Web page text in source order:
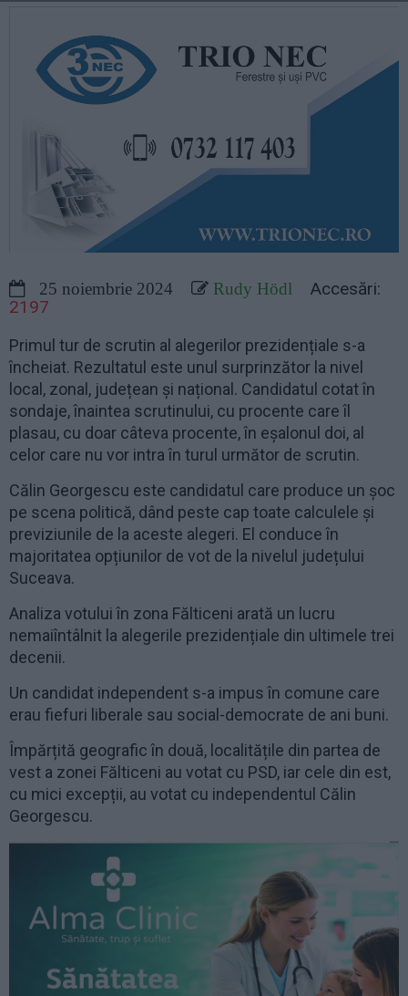
25 noiembrie 2024 Rudy Hödl
Accesări:
2197
Primul tur de scrutin al alegerilor prezidențiale s-a
încheiat. Rezultatul este unul surprinzător la nivel
local, zonal, județean și național. Candidatul cotat în
sondaje, înaintea scrutinului, cu procente care îl
plasau, cu doar câteva procente, în eșalonul doi, al
celor care nu vor intra în turul următor de scrutin.
Călin Georgescu este candidatul care produce un șoc
pe scena politică, dând peste cap toate calculele și
previziunile de la aceste alegeri. El conduce în
majoritatea opțiunilor de vot de la nivelul județului
Suceava.
Analiza votului în zona Fălticeni arată un lucru
nemaiîntâlnit la alegerile prezidențiale din ultimele trei
decenii.
Un candidat independent s-a impus în comune care
erau fiefuri liberale sau social-democrate de ani buni.
Împărțită geografic în două, localitățile din partea de
vest a zonei Fălticeni au votat cu PSD, iar cele din est,
cu mici excepții, au votat cu independentul Călin
Georgescu.